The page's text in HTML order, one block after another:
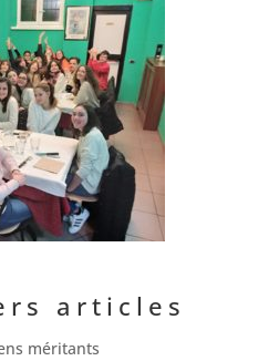
articles
méritants